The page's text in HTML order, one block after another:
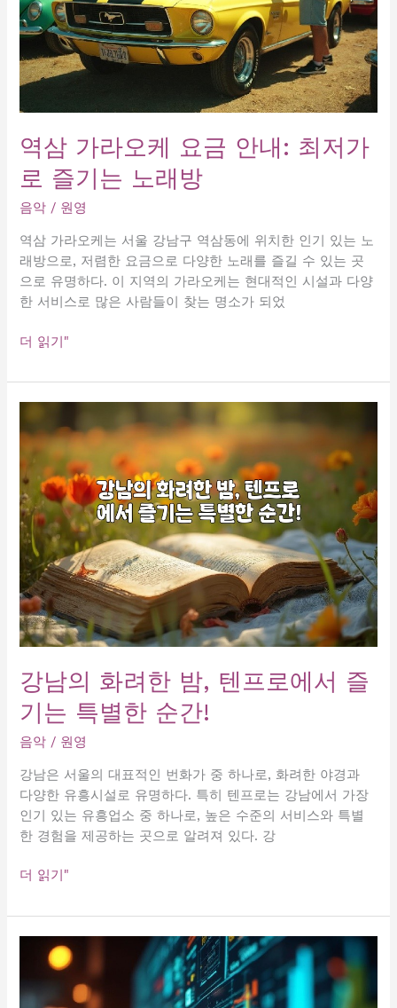
역삼 가라오케 요금 안내: 최저가
로 즐기는 노래방
음악 / 원영
역삼 가라오케는 서울 강남구 역삼동에 위치한 인기 있는 노
래방으로, 저렴한 요금으로 다양한 노래를 즐길 수 있는 곳
으로 유명하다. 이 지역의 가라오케는 현대적인 시설과 다양
한 서비스로 많은 사람들이 찾는 명소가 되었
역
가
라
오
케
요
금
안
내:
최
저
가
로
즐
기
노
래
더 읽기"
강남의 화려한 밤, 텐프로에서 즐
기는 특별한 순간!
음악 / 원영
강남은 서울의 대표적인 번화가 중 하나로, 화려한 야경과
다양한 유흥시설로 유명하다. 특히 텐프로는 강남에서 가장
인기 있는 유흥업소 중 하나로, 높은 수준의 서비스와 특별
한 경험을 제공하는 곳으로 알려져 있다. 강
강
의
화
밤,
더 읽기"